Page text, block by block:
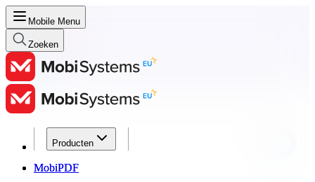
Mobile Menu
Zoeken
Producten
MobiPDF
Producten
MobiPDF